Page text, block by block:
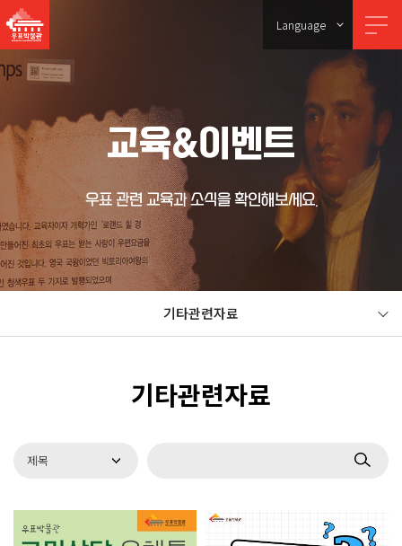
Language
교육&이벤트
우표 관련 교육과 소식을 확인해보세요.
기타관련자료
기타관련자료